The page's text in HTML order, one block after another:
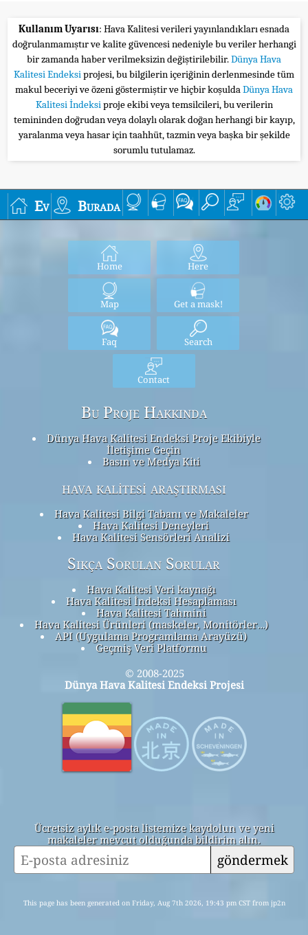
Kullanım Uyarısı: Hava Kalitesi verileri yayınlandıkları esnada
doğrulanmamıştır ve kalite güvencesi nedeniyle bu veriler herhangi
bir zamanda haber verilmeksizin değiştirilebilir.Dünya Hava
Kalitesi Endeksiprojesi, bu bilgilerin içeriğinin derlenmesinde tüm
makul beceriyi ve özeni göstermiştir ve hiçbir koşuldaDünya Hava
Kalitesi İndeksiproje ekibi veya temsilcileri, bu verilerin
temininden doğrudan veya dolaylı olarak doğan herhangi bir kayıp,
yaralanma veya hasar için taahhüt, tazmin veya başka bir şekilde
sorumlu tutulamaz.
Ev Burada
Home Here
Map Get a mask!
Faq Search
Contact
Bu Proje Hakkında
Dünya Hava Kalitesi Endeksi Proje Ekibiyle
İletişime Geçin
Basın ve Medya Kiti
hava kalitesi araştırması
Hava Kalitesi Bilgi Tabanı ve Makaleler
Hava Kalitesi Deneyleri
Hava Kalitesi Sensörleri Analizi
Sıkça Sorulan Sorular
Hava Kalitesi Veri kaynağı
Hava Kalitesi İndeksi Hesaplaması
Hava Kalitesi Tahmini
Hava Kalitesi Ürünleri (maskeler, Monitörler…)
API (Uygulama Programlama Arayüzü)
Geçmiş Veri Platformu
© 2008-2025
Dünya Hava Kalitesi Endeksi Projesi
Ücretsiz aylık e-posta listemize kaydolun ve yeni
makaleler mevcut olduğunda bildirim alın.
göndermek
This page has been generated on Friday, Aug 7th 2026, 19:43 pm CST from jp2n